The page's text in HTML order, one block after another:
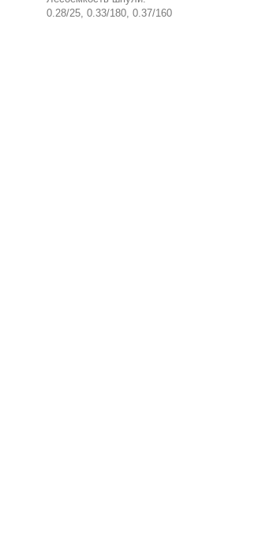
0.28/25, 0.33/180, 0.37/160